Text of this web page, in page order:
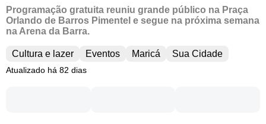
Programação gratuita reuniu grande público na Praça
Orlando de Barros Pimentel e segue na próxima semana
na Arena da Barra.
Cultura e lazer Eventos Maricá Sua Cidade
Atualizado há 82 dias